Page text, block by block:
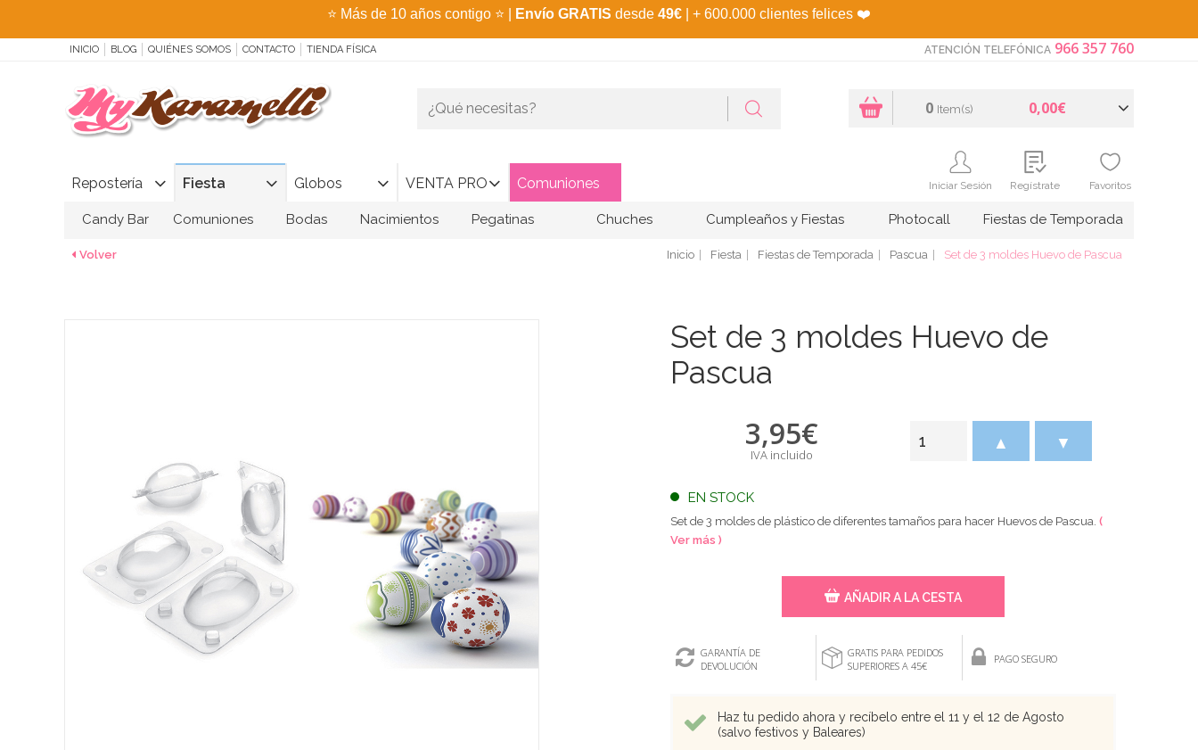
⭐ Más de 10 años contigo ⭐ Envío GRATIS desde 49€ | + 600.000 clientes felices ❤️
INICIO BLOG QUIÉNES SOMOS CONTACTO TIENDA FÍSICA ATENCIÓN TELEFÓNICA 966 357 760
Repostería Fiesta Globos VENTA PRO Comuniones
0 Item(s) 0,00€
Iniciar Sesión Regístrate Favoritos
Candy Bar Comuniones Bodas Nacimientos Pegatinas Chuches Cumpleaños y Fiestas Photocall Fiestas de Temporada
Volver Inicio Fiesta Fiestas de Temporada Pascua Set de 3 moldes Huevo de Pascua
Set de 3 moldes Huevo de
Pascua
3,95€
IVA incluido
EN STOCK
▲ ▼
Set de 3 moldes de plástico de diferentes tamaños para hacer Huevos de Pascua. (
Ver más )
AÑADIR A LA CESTA
GARANTÍA DE
DEVOLUCIÓN
GRATIS PARA PEDIDOS
SUPERIORES A 45€
PAGO SEGURO
Haz tu pedido ahora y recíbelo entre el 11 y el 12 de Agosto
(salvo festivos y Baleares)